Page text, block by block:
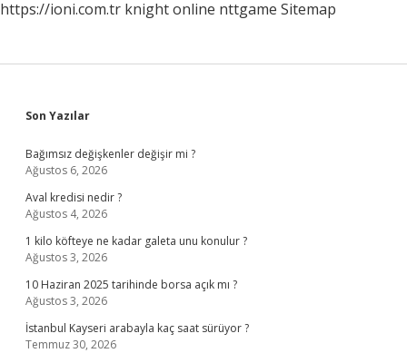
https://ioni.com.tr knight online nttgame Sitemap
Sidebar
Son Yazılar
Bağımsız değişkenler değişir mi ?
Ağustos 6, 2026
Aval kredisi nedir ?
Ağustos 4, 2026
1 kilo köfteye ne kadar galeta unu konulur ?
Ağustos 3, 2026
10 Haziran 2025 tarihinde borsa açık mı ?
Ağustos 3, 2026
İstanbul Kayseri arabayla kaç saat sürüyor ?
Temmuz 30, 2026